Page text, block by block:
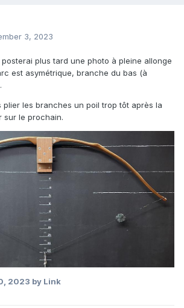
3, 2023
posterai plus tard une photo à pleine allonge
est asymétrique, branche du bas (à
les branches un poil trop tôt après la
sur le prochain.
2023 by Link